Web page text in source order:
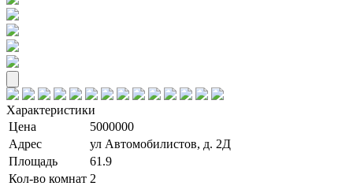
Характеристики
Цена
5000000
Адрес
ул Автомобилистов, д. 2Д
Площадь
61.9
Кол-во комнат 2